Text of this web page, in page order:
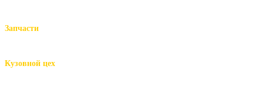
Запчасти
Кузовной цех